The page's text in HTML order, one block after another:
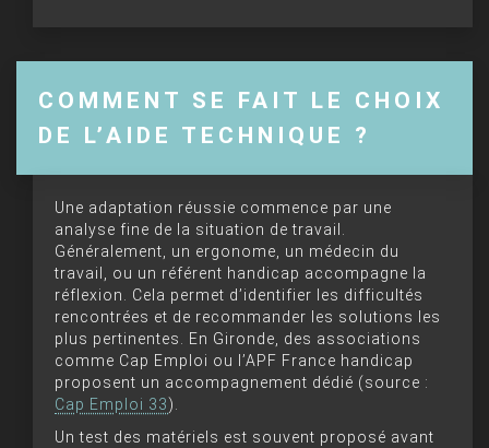
COMMENT SE FAIT LE CHOIX
DE L’AIDE TECHNIQUE ?
Une adaptation réussie commence par une
analyse fine de la situation de travail.
Généralement, un ergonome, un médecin du
travail, ou un référent handicap accompagne la
réflexion. Cela permet d’identifier les difficultés
rencontrées et de recommander les solutions les
plus pertinentes. En Gironde, des associations
comme Cap Emploi ou l’APF France handicap
proposent un accompagnement dédié (source :
Cap Emploi 33).
Un test des matériels est souvent proposé avant